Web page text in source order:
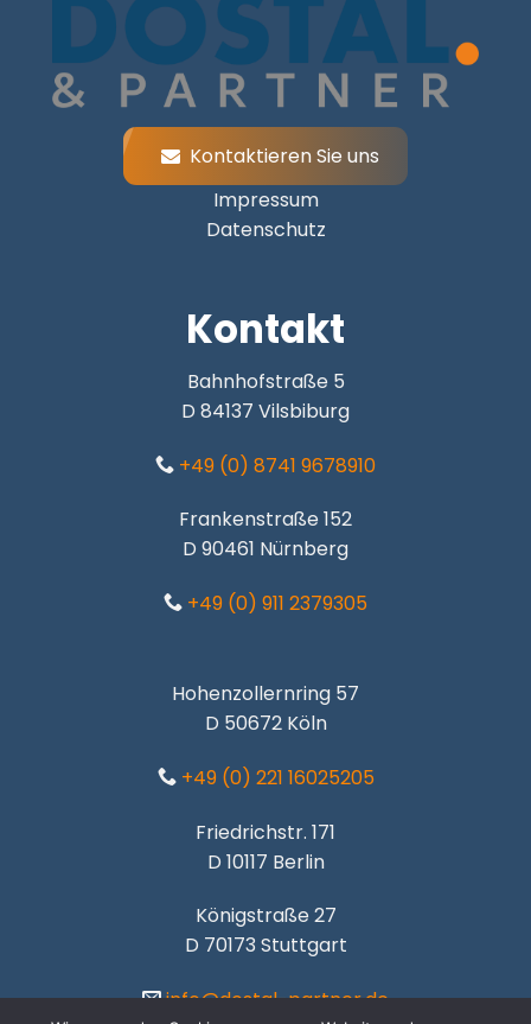
Kontaktieren Sie uns
Impressum
Datenschutz
Kontakt
Bahnhofstraße 5
D 84137 Vilsbiburg
+49 (0) 8741 9678910
Frankenstraße 152
D 90461 Nürnberg
+49 (0) 911 2379305
Hohenzollernring 57
D 50672 Köln
+49 (0) 221 16025205
Friedrichstr. 171
D 10117 Berlin
Königstraße 27
D 70173 Stuttgart
info@dostal-partner.de